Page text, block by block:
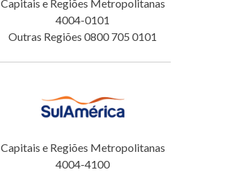
Capitais e Regiões Metropolitanas
4004-0101
Outras Regiões 0800 705 0101
Capitais e Regiões Metropolitanas
4004-4100